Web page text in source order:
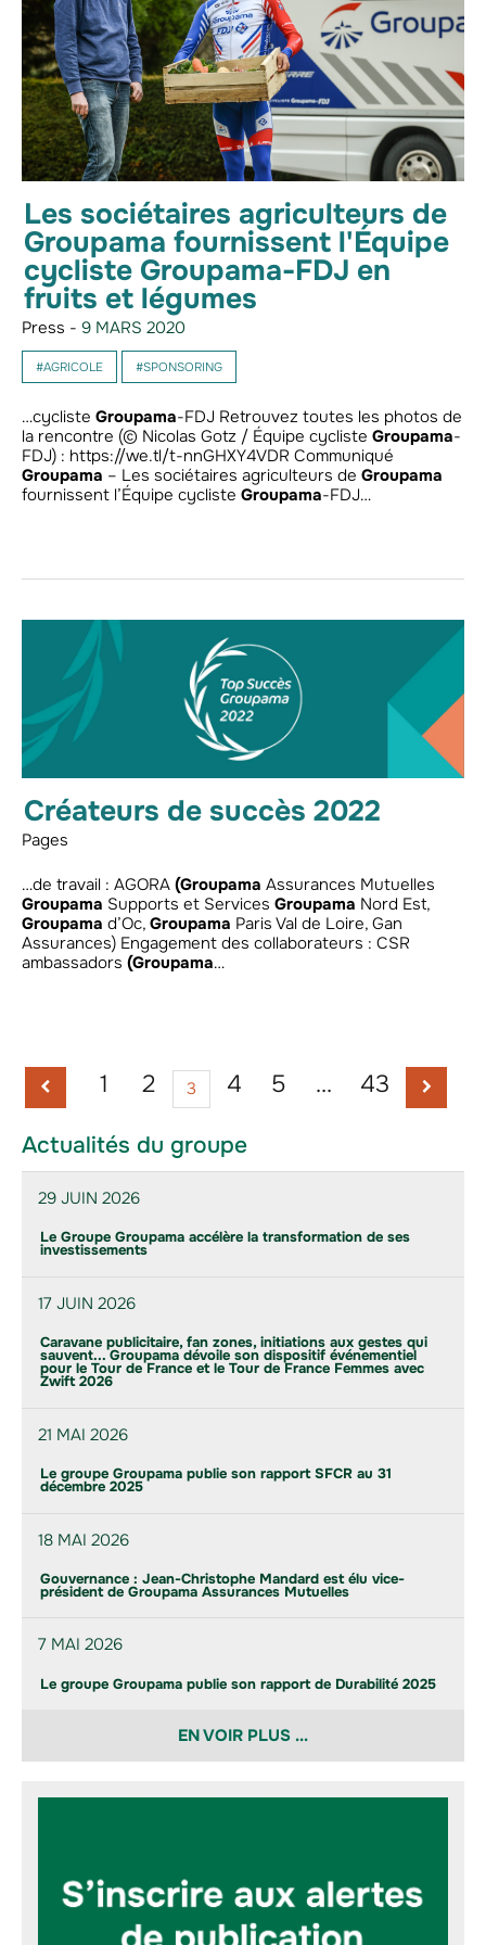
Les sociétaires agriculteurs de
Groupama fournissent l'Équipe
cycliste Groupama-FDJ en
fruits et légumes
Press - 9 MARS 2020
#AGRICOLE #SPONSORING
…cycliste Groupama-FDJ Retrouvez toutes les photos de
la rencontre (© Nicolas Gotz / Équipe cycliste Groupama-
FDJ) : https://we.tl/t-nnGHXY4VDR Communiqué
Groupama – Les sociétaires agriculteurs de Groupama
fournissent l’Équipe cycliste Groupama-FDJ…
Créateurs de succès 2022
Pages
…de travail : AGORA (Groupama Assurances Mutuelles
Groupama Supports et Services Groupama Nord Est,
Groupama d’Oc, Groupama Paris Val de Loire, Gan
Assurances) Engagement des collaborateurs : CSR
ambassadors (Groupama…
1 2 3 4 5 … 43
Actualités du groupe
29 JUIN 2026
Le Groupe Groupama accélère la transformation de ses
investissements
17 JUIN 2026
Caravane publicitaire, fan zones, initiations aux gestes qui
sauvent... Groupama dévoile son dispositif événementiel
pour le Tour de France et le Tour de France Femmes avec
Zwift 2026
21 MAI 2026
Le groupe Groupama publie son rapport SFCR au 31
décembre 2025
18 MAI 2026
Gouvernance : Jean-Christophe Mandard est élu vice-
président de Groupama Assurances Mutuelles
7 MAI 2026
Le groupe Groupama publie son rapport de Durabilité 2025
EN VOIR PLUS ...